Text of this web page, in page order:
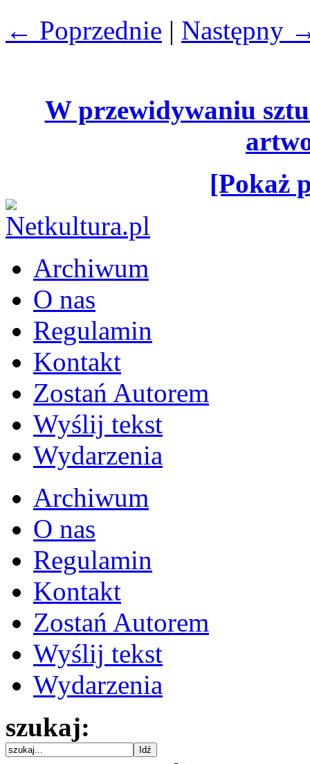
← Poprzednie | Następny
W przewidywaniu
[Pokaż
Archiwum
O nas
Regulamin
Kontakt
Zostań Autorem
Wyślij tekst
Wydarzenia
Archiwum
O nas
Regulamin
Kontakt
Zostań Autorem
Wyślij tekst
Wydarzenia
szukaj: